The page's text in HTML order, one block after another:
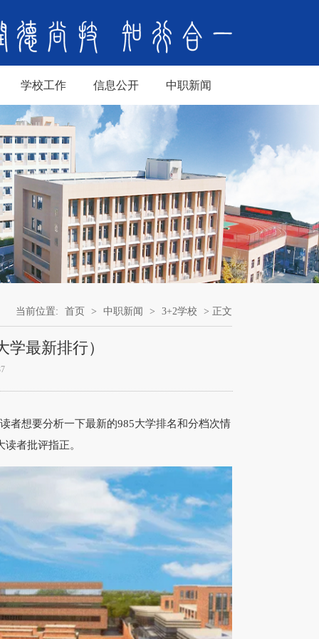
学校工作 信息公开 中职新闻
当前位置: 首页 > 中职新闻 > 3+2学校 > 正文
学最新排行）
想要分析一下最新的985大学排名和分档次情
者批评指正。